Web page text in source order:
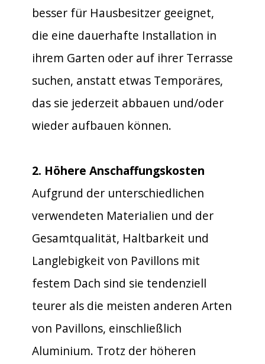
besser für Hausbesitzer geeignet,
die eine dauerhafte Installation in
ihrem Garten oder auf ihrer Terrasse
suchen, anstatt etwas Temporäres,
das sie jederzeit abbauen und/oder
wieder aufbauen können.
2. Höhere Anschaffungskosten
Aufgrund der unterschiedlichen
verwendeten Materialien und der
Gesamtqualität, Haltbarkeit und
Langlebigkeit von Pavillons mit
festem Dach sind sie tendenziell
teurer als die meisten anderen Arten
von Pavillons, einschließlich
Aluminium. Trotz der höheren